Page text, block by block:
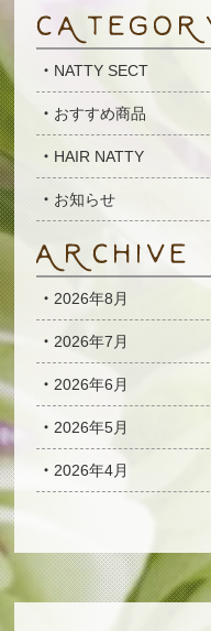
NATTY SECT
おすすめ商品
HAIR NATTY
お知らせ
2026年8月
2026年7月
2026年6月
2026年5月
2026年4月